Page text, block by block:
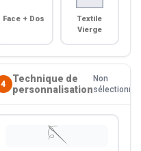
Face + Dos
Textile
Vierge
4
Technique de
personnalisation
Non
sélectionné
🪡